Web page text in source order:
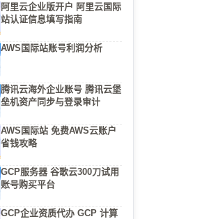
阿里云企业版开户 阿里云国际
站认证信息填写指南
AWS国际站账号利润分析
腾讯云海外企业账号 腾讯云堡
垒机资产同步与登录审计
AWS国际站 免费AWS云账户
省钱攻略
GCP服务器 谷歌云300刀试用
账号购买平台
GCP企业资质代办 GCP 计算